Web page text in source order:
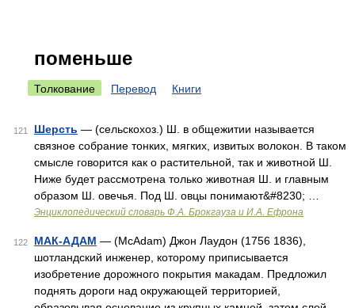
поменьше
Толкование Перевод Книги
121 Шерсть — (сельскохоз.) Ш. в общежитии называется
связное собрание тонких, мягких, извитых волокон. В таком
смысле говорится как о растительной, так и животной Ш.
Ниже будет рассмотрена только животная Ш. и главным
образом Ш. овечья. Под Ш. овцы понимают&#8230; …
Энциклопедический словарь Ф.А. Брокгауза и И.А. Ефрона
122 МАК-АДАМ — (McAdam) Джон Лаудон (1756 1836),
шотландский инженер, которому приписывается
изобретение дорожного покрытия макадам. Предложил
поднять дороги над окружающей территорией,